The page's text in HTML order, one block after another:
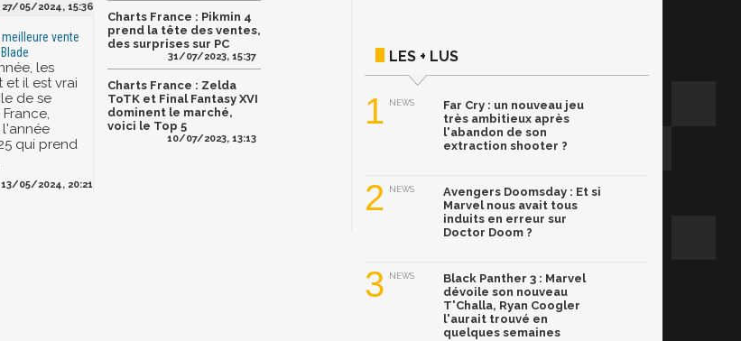
27/05/2024, 15:36
meilleure vente
les
et il est vrai
de se
l'année
qui prend
13/05/2024, 20:21
Charts France : Pikmin 4
prend la tête des ventes,
des surprises sur PC
31/07/2023, 15:37
Charts France : Zelda
ToTK et Final Fantasy XVI
dominent le marché,
voici le Top 5
10/07/2023, 13:13
LES + LUS
1 NEWS
Far Cry : un nouveau jeu
très ambitieux après
l'abandon de son
extraction shooter ?
2 NEWS
Avengers Doomsday : Et si
Marvel nous avait tous
induits en erreur sur
Doctor Doom ?
3 NEWS
Black Panther 3 : Marvel
dévoile son nouveau
T'Challa, Ryan Coogler
l'aurait trouvé en
quelques semaines